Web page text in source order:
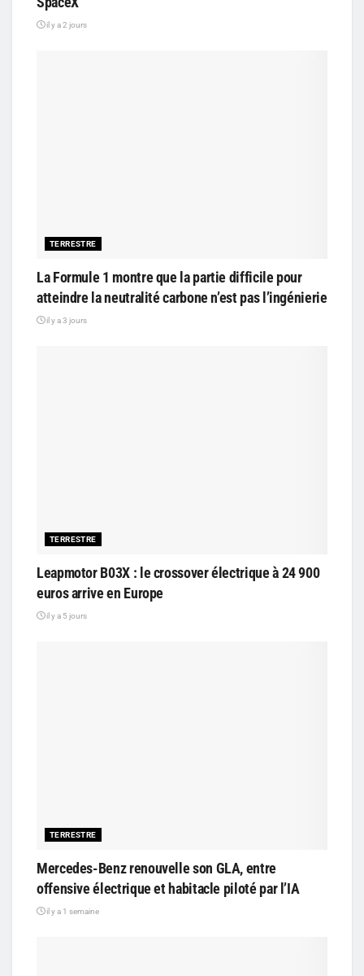
il y a 2 jours
TERRESTRE
La Formule 1 montre que la partie difficile pour
atteindre la neutralité carbone n’est pas l’ingénierie
il y a 3 jours
TERRESTRE
Leapmotor B03X : le crossover électrique à 24 900
euros arrive en Europe
il y a 5 jours
TERRESTRE
Mercedes-Benz renouvelle son GLA, entre
offensive électrique et habitacle piloté par l’IA
il y a 1 semaine